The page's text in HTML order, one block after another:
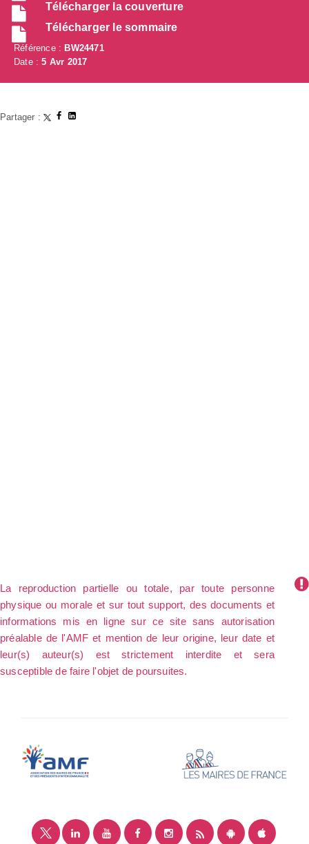
Télécharger la couverture
Télécharger le sommaire
Référence : BW24471
Date :5 Avr 2017
Partager :
La reproduction partielle ou totale, par toute personne
physique ou morale et sur tout support, des documents et
informations mis en ligne sur ce site sans autorisation
préalable de l'AMF et mention de leur origine, leur date et
leur(s) auteur(s) est strictement interdite et sera
susceptible de faire l'objet de poursuites.